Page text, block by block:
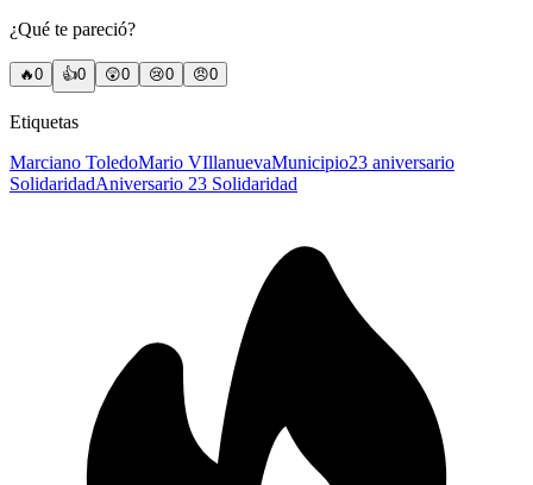
¿Qué te pareció?
🔥0 👍0 😲0 😢0 😠0
Etiquetas
Marciano ToledoMario VIllanuevaMunicipio23 aniversario
SolidaridadAniversario 23 Solidaridad